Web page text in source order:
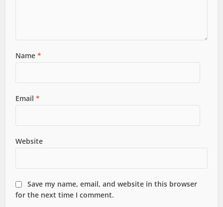
Name*
Email*
Website
Save my name, email, and website in this browser
for the next time I comment.